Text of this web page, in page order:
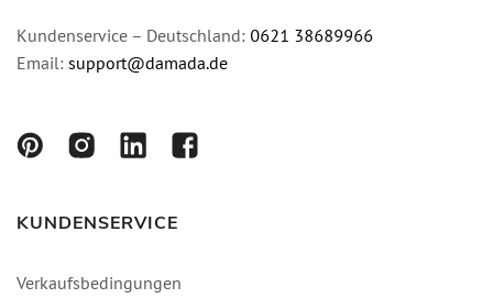
Kundenservice – Deutschland: 0621 38689966
Email: support@damada.de
KUNDENSERVICE
Verkaufsbedingungen